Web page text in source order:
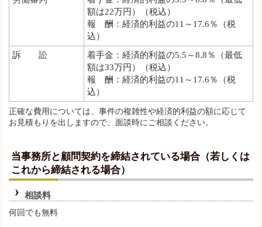
額は22万円）（税込）
報 酬：経済的利益の11～17.6％（税
込）
訴 訟
着手金：経済的利益の5.5～8.8％（最低
額は33万円）（税込）
報 酬：経済的利益の11～17.6％（税
込）
正確な費用については、事件の複雑性や経済的利益の額に応じて
お見積もりを出しますので、面談時にご相談ください。
当事務所と顧問契約を締結されている場合（若しくは
これから締結される場合）
相談料
何回でも無料